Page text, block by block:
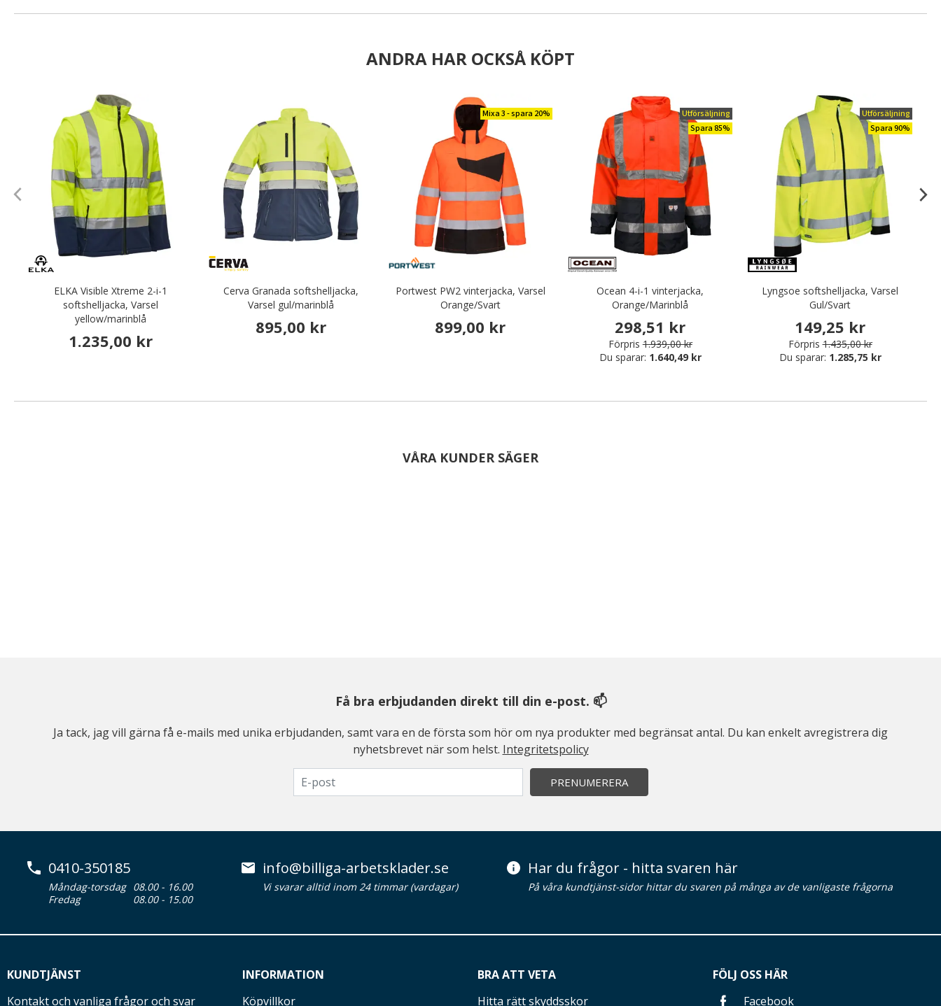
ANDRA HAR OCKSÅ KÖPT
ELKA Visible Xtreme 2-i-1
softshelljacka, Varsel
yellow/marinblå
1.235,00 kr
Cerva Granada softshelljacka,
Varsel gul/marinblå
895,00 kr
Mixa 3 - spara 20%
Portwest PW2 vinterjacka, Varsel
Orange/Svart
899,00 kr
Utförsäljning
Spara 85%
Ocean 4-i-1 vinterjacka,
Orange/Marinblå
298,51 kr
Förpris 1.939,00 kr
Du sparar: 1.640,49 kr
Utförsäljning
Spara 90%
Lyngsoe ​softshelljacka, Varsel
Gul/Svart
149,25 kr
Förpris 1.435,00 kr
Du sparar: 1.285,75 kr
VÅRA KUNDER SÄGER
Få bra erbjudanden direkt till din e-post. 📫
Ja tack, jag vill gärna få e-mails med unika erbjudanden, samt vara en de första som hör om nya produkter med begränsat antal. Du kan enkelt avregistrera dig
nyhetsbrevet när som helst. Integritetspolicy
PRENUMERERA
0410-350185
Måndag-torsdag 08.00 - 16.00
Fredag
08.00 - 15.00
info@billiga-arbetsklader.se
Vi svarar alltid inom 24 timmar (vardagar)
Har du frågor - hitta svaren här
På våra kundtjänst-sidor hittar du svaren på många av de vanligaste frågorna
KUNDTJÄNST
Kontakt och vanliga frågor och svar
INFORMATION
Köpvillkor
BRA ATT VETA
Hitta rätt skyddsskor
FÖLJ OSS HÄR
Facebook